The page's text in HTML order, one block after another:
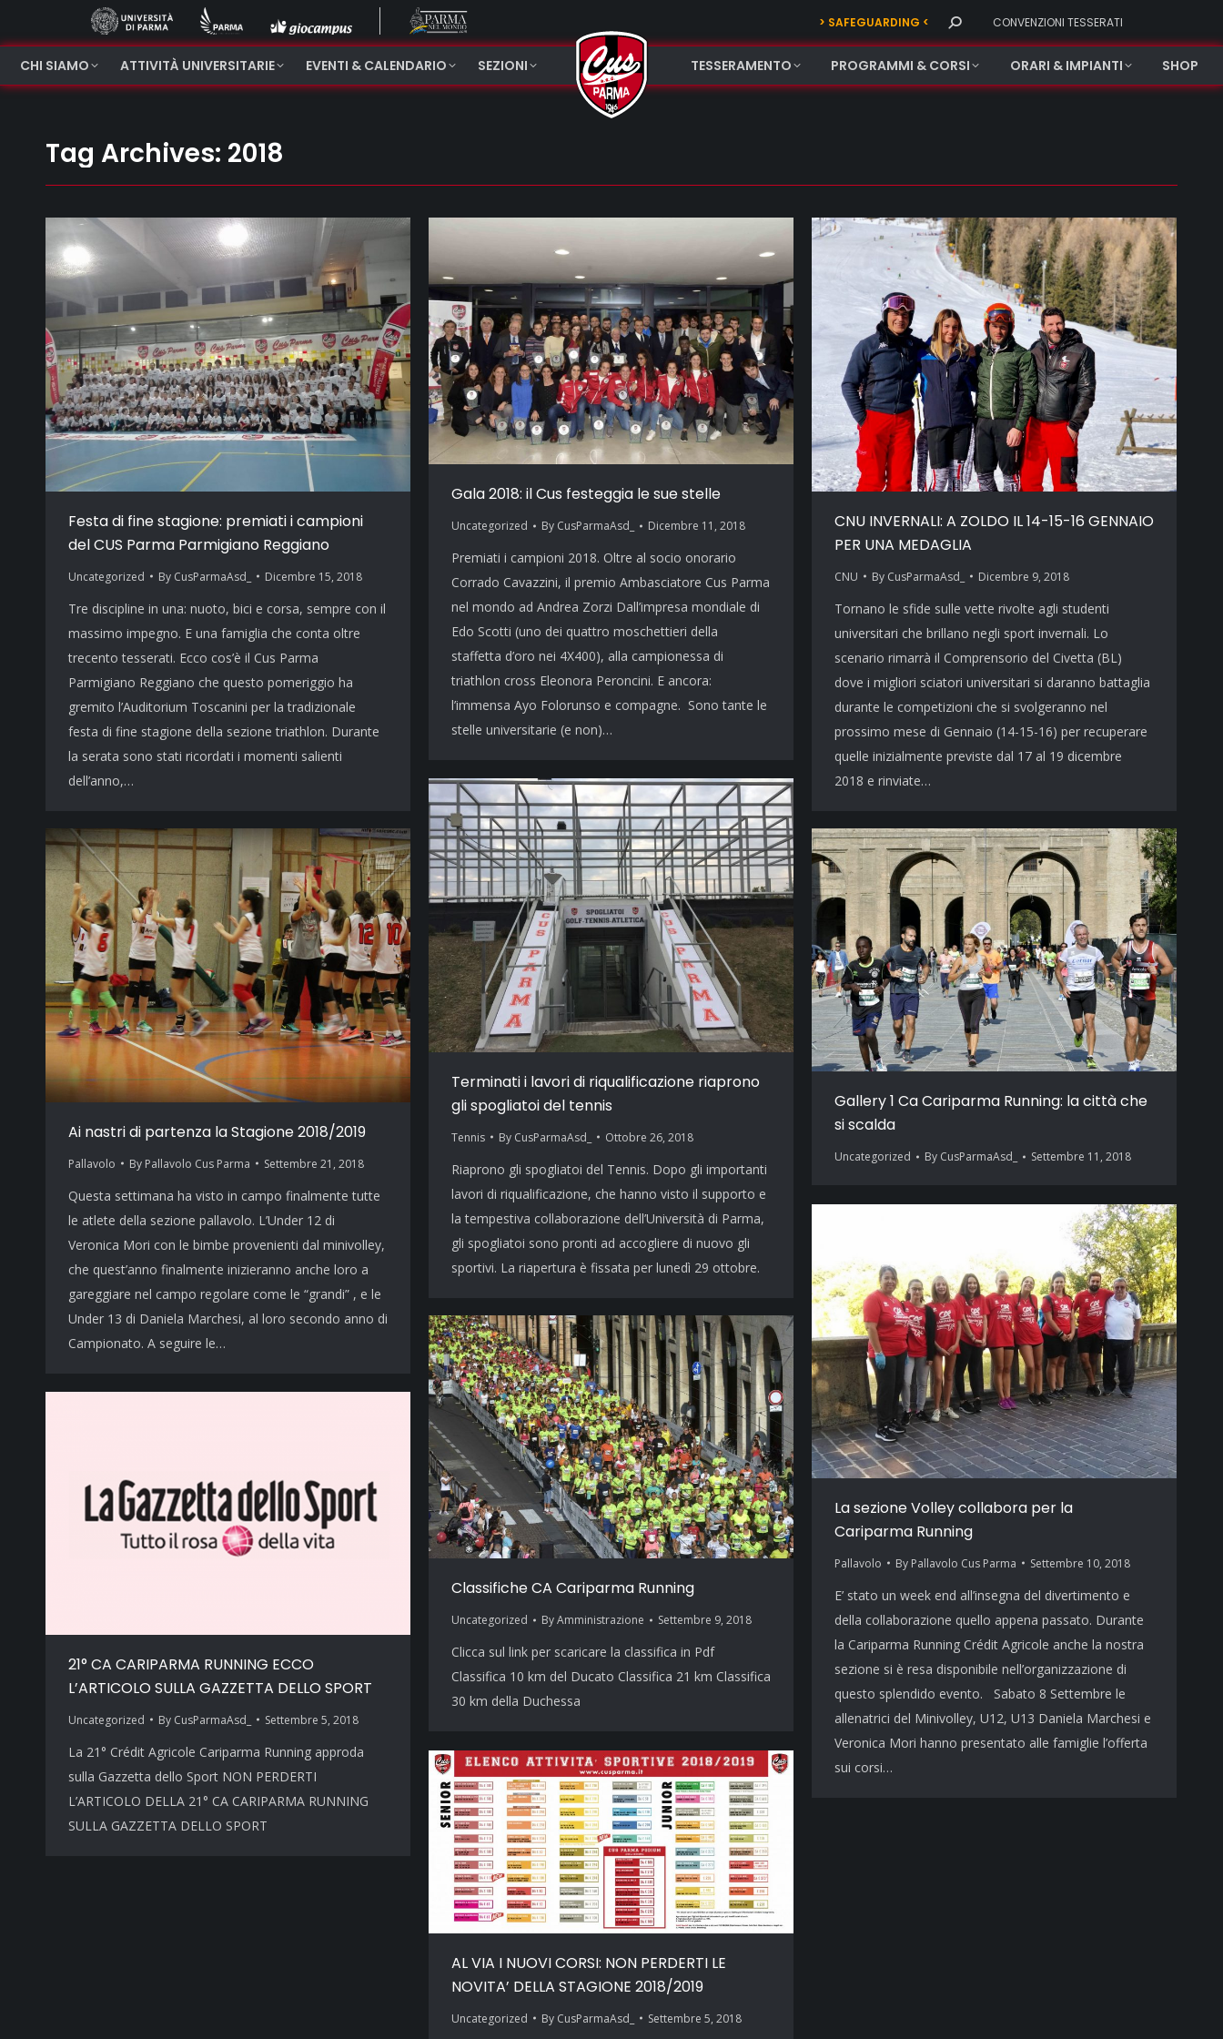
> SAFEGUARDING < Search: CONVENZIONI TESSERATI
CHI SIAMO ATTIVITÀ UNIVERSITARIE EVENTI & CALENDARIO SEZIONI TESSERAMENTO PROGRAMMI & CORSI ORARI & IMPIANTI SHOP
Tag Archives: 2018
Festa di fine stagione: premiati i campioni
del CUS Parma Parmigiano Reggiano
Uncategorized By CusParmaAsd_ Dicembre 15, 2018
Tre discipline in una: nuoto, bici e corsa, sempre con il
massimo impegno. E una famiglia che conta oltre
trecento tesserati. Ecco cos’è il Cus Parma
Parmigiano Reggiano che questo pomeriggio ha
gremito l’Auditorium Toscanini per la tradizionale
festa di fine stagione della sezione triathlon. Durante
la serata sono stati ricordati i momenti salienti
dell’anno,…
Gala 2018: il Cus festeggia le sue stelle
Uncategorized By CusParmaAsd_ Dicembre 11, 2018
Premiati i campioni 2018. Oltre al socio onorario
Corrado Cavazzini, il premio Ambasciatore Cus Parma
nel mondo ad Andrea Zorzi Dall’impresa mondiale di
Edo Scotti (uno dei quattro moschettieri della
staffetta d’oro nei 4X400), alla campionessa di
triathlon cross Eleonora Peroncini. E ancora:
l’immensa Ayo Folorunso e compagne. Sono tante le
stelle universitarie (e non)…
CNU INVERNALI: A ZOLDO IL 14-15-16 GENNAIO
PER UNA MEDAGLIA
CNU By CusParmaAsd_ Dicembre 9, 2018
Tornano le sfide sulle vette rivolte agli studenti
universitari che brillano negli sport invernali. Lo
scenario rimarrà il Comprensorio del Civetta (BL)
dove i migliori sciatori universitari si daranno battaglia
durante le competizioni che si svolgeranno nel
prossimo mese di Gennaio (14-15-16) per recuperare
quelle inizialmente previste dal 17 al 19 dicembre
2018 e rinviate…
Terminati i lavori di riqualificazione riaprono
gli spogliatoi del tennis
Tennis By CusParmaAsd_ Ottobre 26, 2018
Riaprono gli spogliatoi del Tennis. Dopo gli importanti
lavori di riqualificazione, che hanno visto il supporto e
la tempestiva collaborazione dell’Università di Parma,
gli spogliatoi sono pronti ad accogliere di nuovo gli
sportivi. La riapertura è fissata per lunedì 29 ottobre.
Ai nastri di partenza la Stagione 2018/2019
Pallavolo By Pallavolo Cus Parma Settembre 21, 2018
Questa settimana ha visto in campo finalmente tutte
le atlete della sezione pallavolo. L’Under 12 di
Veronica Mori con le bimbe provenienti dal minivolley,
che quest’anno finalmente inizieranno anche loro a
gareggiare nel campo regolare come le “grandi” , e le
Under 13 di Daniela Marchesi, al loro secondo anno di
Campionato. A seguire le…
Gallery 1 Ca Cariparma Running: la città che
si scalda
Uncategorized By CusParmaAsd_ Settembre 11, 2018
La sezione Volley collabora per la
Cariparma Running
Pallavolo By Pallavolo Cus Parma Settembre 10, 2018
E’ stato un week end all’insegna del divertimento e
della collaborazione quello appena passato. Durante
la Cariparma Running Crédit Agricole anche la nostra
sezione si è resa disponibile nell’organizzazione di
questo splendido evento. Sabato 8 Settembre le
allenatrici del Minivolley, U12, U13 Daniela Marchesi e
Veronica Mori hanno presentato alle famiglie l’offerta
sui corsi…
Classifiche CA Cariparma Running
Uncategorized ByAmministrazione Settembre 9, 2018
Clicca sul link per scaricare la classifica in Pdf
Classifica 10 km del Ducato Classifica 21 km Classifica
30 km della Duchessa
21° CA CARIPARMA RUNNING ECCO
L’ARTICOLO SULLA GAZZETTA DELLO SPORT
Uncategorized By CusParmaAsd_ Settembre 5, 2018
La 21° Crédit Agricole Cariparma Running approda
sulla Gazzetta dello Sport NON PERDERTI
L’ARTICOLO DELLA 21° CA CARIPARMA RUNNING
SULLA GAZZETTA DELLO SPORT
AL VIA I NUOVI CORSI: NON PERDERTI LE
NOVITA’ DELLA STAGIONE 2018/2019
Uncategorized By CusParmaAsd_ Settembre 5, 2018